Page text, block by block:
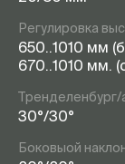
Регулировка
650..1010 мм
670..1010 мм.
Тренделенбург/
30°/30°
Боковыой